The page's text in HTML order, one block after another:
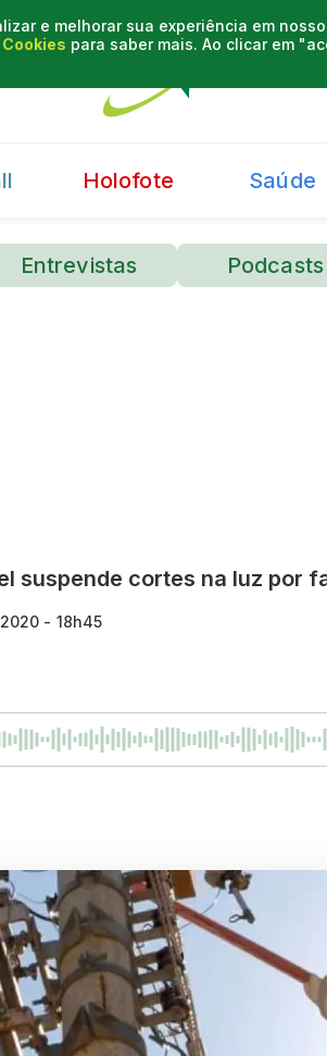
e melhorar sua experiência em
para saber mais. Ao clicar em
Holofote Saúde
Entrevistas Podcasts
suspende cortes na luz por
- 18h45